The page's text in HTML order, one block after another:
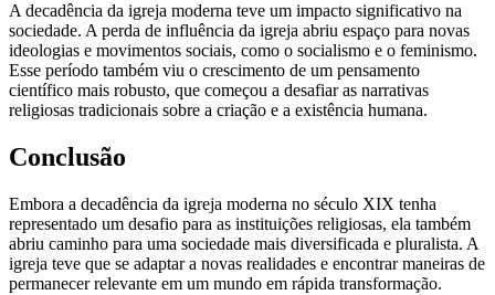
A decadência da igreja moderna teve um impacto significativo na
sociedade. A perda de influência da igreja abriu espaço para novas
ideologias e movimentos sociais, como o socialismo e o feminismo.
Esse período também viu o crescimento de um pensamento
científico mais robusto, que começou a desafiar as narrativas
religiosas tradicionais sobre a criação e a existência humana.
Conclusão
Embora a decadência da igreja moderna no século XIX tenha
representado um desafio para as instituições religiosas, ela também
abriu caminho para uma sociedade mais diversificada e pluralista. A
igreja teve que se adaptar a novas realidades e encontrar maneiras de
permanecer relevante em um mundo em rápida transformação.